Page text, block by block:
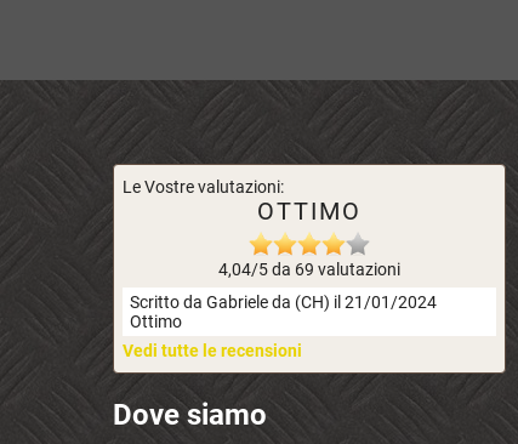
Le Vostre valutazioni:
OTTIMO
4,04/5 da 69 valutazioni
Scritto da Gabriele da (CH) il 21/01/2024
Ottimo
Vedi tutte le recensioni
Dove siamo